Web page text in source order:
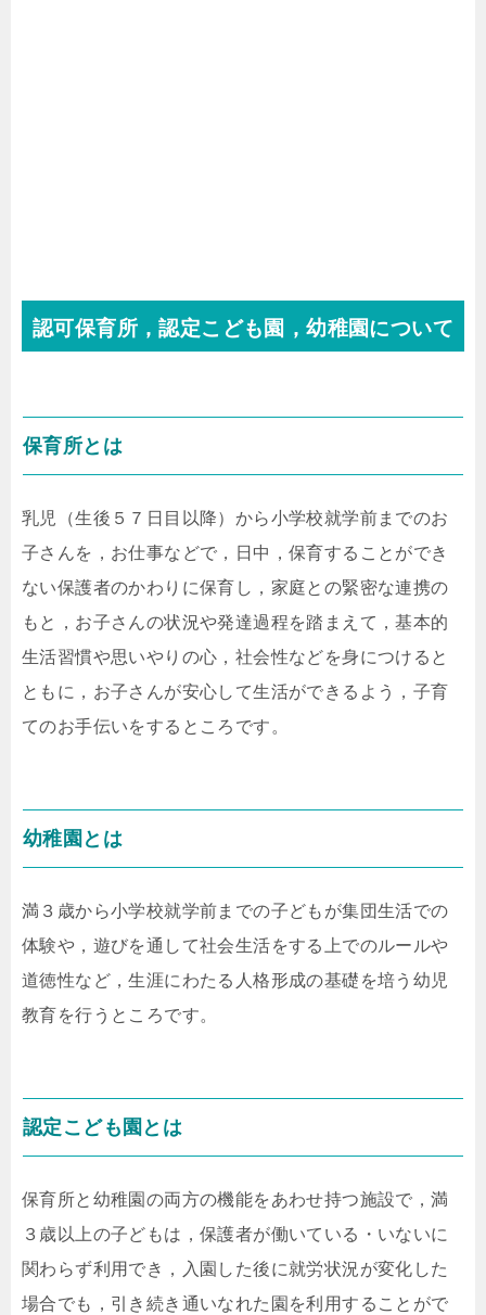
認可保育所，認定こども園，幼稚園について
保育所とは
乳児（生後５７日目以降）から小学校就学前までのお
子さんを，お仕事などで，日中，保育することができ
ない保護者のかわりに保育し，家庭との緊密な連携の
もと，お子さんの状況や発達過程を踏まえて，基本的
生活習慣や思いやりの心，社会性などを身につけると
ともに，お子さんが安心して生活ができるよう，子育
てのお手伝いをするところです。
幼稚園とは
満３歳から小学校就学前までの子どもが集団生活での
体験や，遊びを通して社会生活をする上でのルールや
道徳性など，生涯にわたる人格形成の基礎を培う幼児
教育を行うところです。
認定こども園とは
保育所と幼稚園の両方の機能をあわせ持つ施設で，満
３歳以上の子どもは，保護者が働いている・いないに
関わらず利用でき，入園した後に就労状況が変化した
場合でも，引き続き通いなれた園を利用することがで